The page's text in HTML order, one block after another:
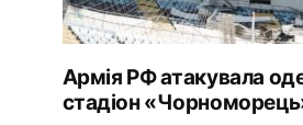
Армія РФ атакувала
стадіон